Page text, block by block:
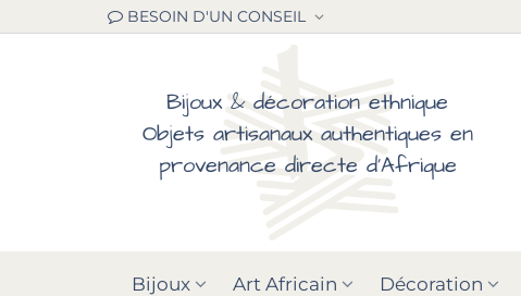
BESOIN D'UN CONSEIL
Bijoux & décoration ethnique
Objets artisanaux authentiques en
provenance directe d'Afrique
Bijoux Art Africain Décoration